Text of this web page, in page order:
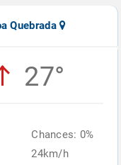
Quebrada
27°
Chances: 0%
24km/h